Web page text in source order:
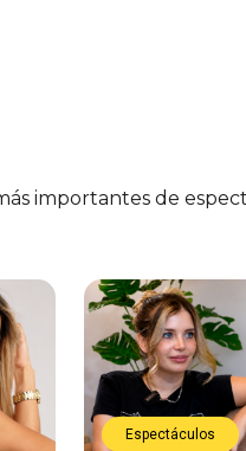
importantes de
Espectáculos